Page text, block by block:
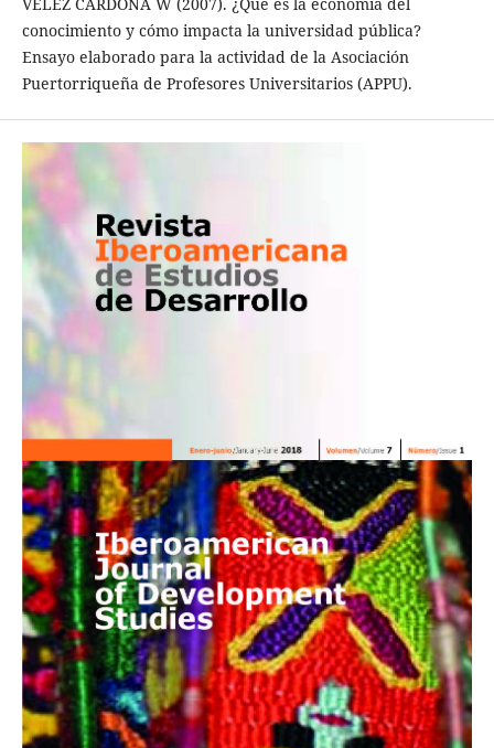
conocimiento y cómo impacta la universidad pública?
Ensayo elaborado para la actividad de la Asociación
Puertorriqueña de Profesores Universitarios (APPU).